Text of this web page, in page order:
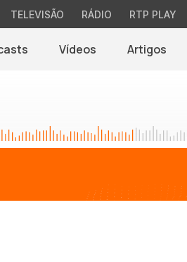
TELEVISÃO RÁDIO RTP PLAY
Vídeos Artigos